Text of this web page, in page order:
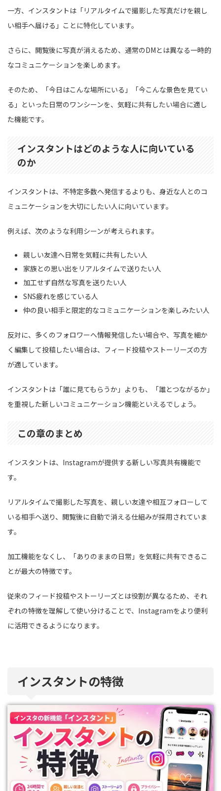
一方、インスタントは「リアルタイムで撮影した写真だけを親し
い相手へ届ける」ことに特化しています。
さらに、閲覧後に写真が消えるため、通常のDMとは異なる一時的
なコミュニケーションを楽しめます。
そのため、「今日はこんな場所にいる」「今こんな景色を見てい
る」といった日常のワンシーンを、気軽に共有したい場合に適し
た機能です。
インスタントはどのような人に向いている
のか
インスタントは、不特定多数へ発信するよりも、身近な人とのコ
ミュニケーションを大切にしたい人に向いています。
例えば、次のような利用シーンが考えられます。
親しい友達へ日常を気軽に共有したい人
家族との思い出をリアルタイムで送りたい人
加工せず自然な写真を送りたい人
SNS疲れを感じている人
仲の良い相手と限定的なコミュニケーションを楽しみたい人
反対に、多くのフォロワーへ情報発信したい場合や、写真を細か
く編集して投稿したい場合は、フィード投稿やストーリーズの方
が適しています。
インスタントは「誰に見てもらうか」よりも、「誰とつながるか」
を重視した新しいコミュニケーション機能といえるでしょう。
この章のまとめ
インスタントは、Instagramが提供する新しい写真共有機能で
す。
リアルタイムで撮影した写真を、親しい友達や相互フォローして
いる相手へ送り、閲覧後に自動で消える仕組みが採用されていま
す。
加工機能をなくし、「ありのままの日常」を気軽に共有できるこ
とが最大の特徴です。
従来のフィード投稿やストーリーズとは役割が異なるため、それ
ぞれの特徴を理解して使い分けることで、Instagramをより便利
に活用できるようになります。
インスタントの特徴